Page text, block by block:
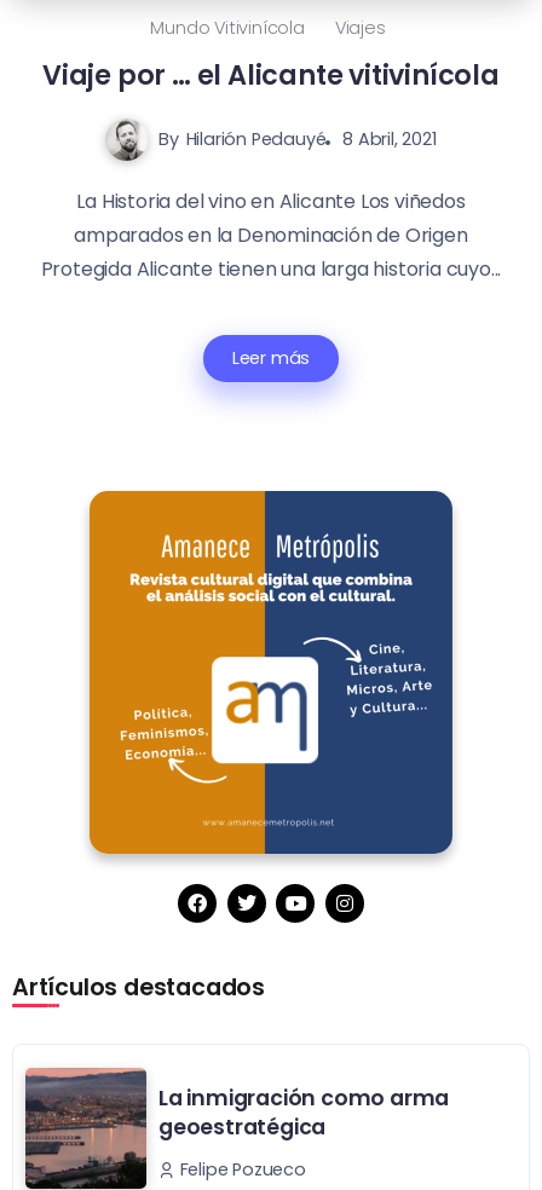
Mundo Vitivinícola Viajes
Viaje por … el Alicante vitivinícola
By Hilarión Pedauyé 8 Abril, 2021
La Historia del vino en Alicante Los viñedos
amparados en la Denominación de Origen
Protegida Alicante tienen una larga historia cuyo...
Leer más
Artículos destacados
La inmigración como arma
geoestratégica
Felipe Pozueco